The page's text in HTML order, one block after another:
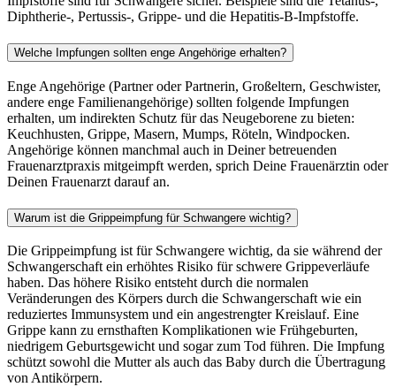
Diphtherie-, Pertussis-, Grippe- und die Hepatitis-B-Impfstoffe.
Welche Impfungen sollten enge Angehörige erhalten?
Enge Angehörige (Partner oder Partnerin, Großeltern, Geschwister,
andere enge Familienangehörige) sollten folgende Impfungen
erhalten, um indirekten Schutz für das Neugeborene zu bieten:
Keuchhusten, Grippe, Masern, Mumps, Röteln, Windpocken.
Angehörige können manchmal auch in Deiner betreuenden
Frauenarztpraxis mitgeimpft werden, sprich Deine Frauenärztin oder
Deinen Frauenarzt darauf an.
Warum ist die Grippeimpfung für Schwangere wichtig?
Die Grippeimpfung ist für Schwangere wichtig, da sie während der
Schwangerschaft ein erhöhtes Risiko für schwere Grippeverläufe
haben. Das höhere Risiko entsteht durch die normalen
Veränderungen des Körpers durch die Schwangerschaft wie ein
reduziertes Immunsystem und ein angestrengter Kreislauf. Eine
Grippe kann zu ernsthaften Komplikationen wie Frühgeburten,
niedrigem Geburtsgewicht und sogar zum Tod führen. Die Impfung
schützt sowohl die Mutter als auch das Baby durch die Übertragung
von Antikörpern.